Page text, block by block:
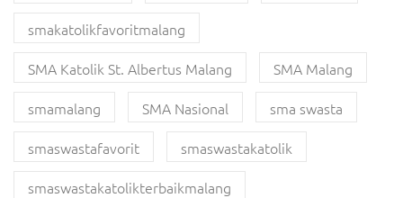
smakatolikfavoritmalang
SMA Katolik St. Albertus Malang
SMA Malang
smamalang
SMA Nasional
sma swasta
smaswastafavorit
smaswastakatolik
smaswastakatolikterbaikmalang